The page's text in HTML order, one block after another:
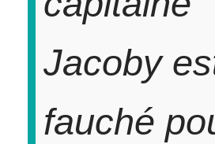
Jacoby
fauché